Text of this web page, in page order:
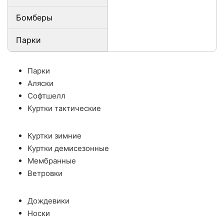
Бомберы
Парки
Парки
Аляски
Софтшелл
Куртки тактические
Куртки зимние
Куртки демисезонные
Мембранные
Ветровки
Дождевики
Носки